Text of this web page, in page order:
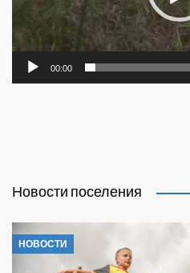
00:00
Новости поселения
НОВОСТИ